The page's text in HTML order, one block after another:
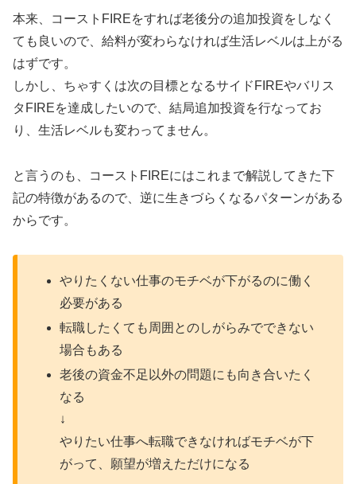
本来、コーストFIREをすれば老後分の追加投資をしなく
ても良いので、給料が変わらなければ生活レベルは上がる
はずです。
しかし、ちゃすくは次の目標となるサイドFIREやバリス
タFIREを達成したいので、結局追加投資を行なってお
り、生活レベルも変わってません。
と言うのも、コーストFIREにはこれまで解説してきた下
記の特徴があるので、逆に生きづらくなるパターンがある
からです。
やりたくない仕事のモチベが下がるのに働く
必要がある
転職したくても周囲とのしがらみでできない
場合もある
老後の資金不足以外の問題にも向き合いたく
なる
↓
やりたい仕事へ転職できなければモチベが下
がって、願望が増えただけになる